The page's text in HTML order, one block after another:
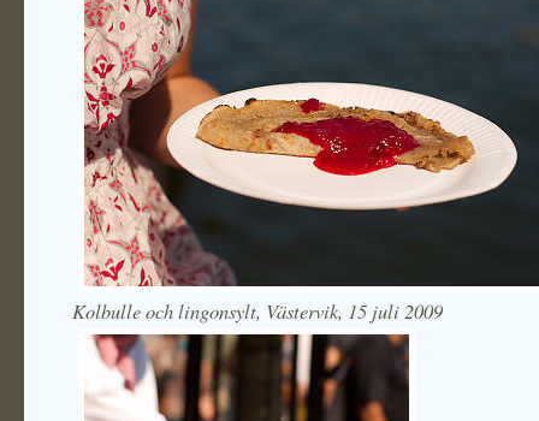
Kolbulle och lingonsylt, Västervik, 15 juli 2009